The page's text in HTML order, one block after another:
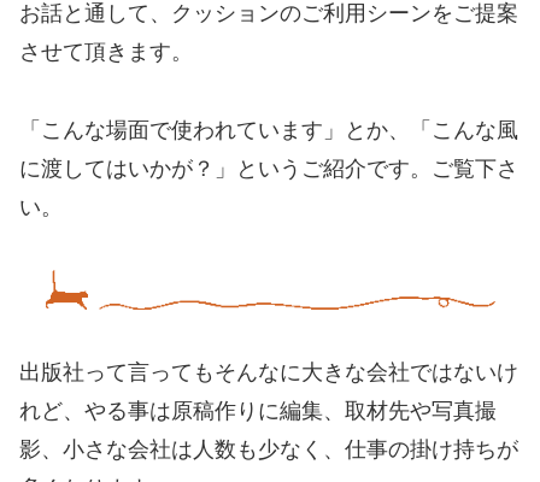
お話と通して、クッションのご利用シーンをご提案
させて頂きます。
「こんな場面で使われています」とか、「こんな風
に渡してはいかが？」というご紹介です。ご覧下さ
い。
出版社って言ってもそんなに大きな会社ではないけ
れど、やる事は原稿作りに編集、取材先や写真撮
影、小さな会社は人数も少なく、仕事の掛け持ちが